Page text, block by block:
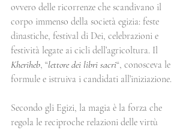
ovvero delle ricorrenze che scandivano il
corpo immenso della società egizia: feste
dinastiche, festival di Dei, celebrazioni e
festività legate ai cicli dell’agricoltura. Il
Kheriheb, “lettore dei libri sacri“, conosceva le
formule e istruiva i candidati all’iniziazione.
Secondo gli Egizi, la magia è la forza che
regola le reciproche relazioni delle virtù